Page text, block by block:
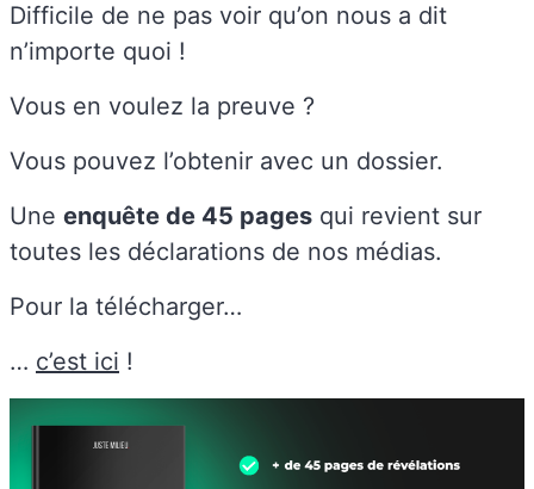
Difficile de ne pas voir qu’on nous a dit
n’importe quoi !
Vous en voulez la preuve ?
Vous pouvez l’obtenir avec un dossier.
Une enquête de 45 pages qui revient sur
toutes les déclarations de nos médias.
Pour la télécharger…
… c’est ici !